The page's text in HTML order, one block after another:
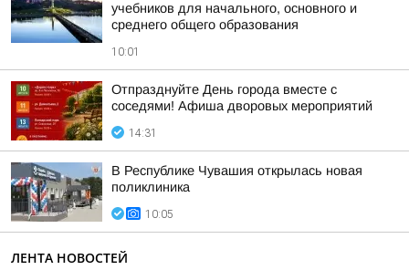
учебников для начального, основного и
среднего общего образования
10:01
Отпразднуйте День города вместе с
соседями! Афиша дворовых мероприятий
14:31
В Республике Чувашия открылась новая
поликлиника
10:05
ЛЕНТА НОВОСТЕЙ